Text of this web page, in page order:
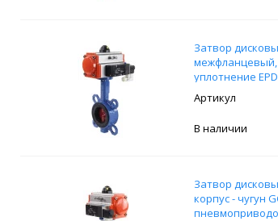
Затвор
межфланцевый,
уплотнение
В наличии
Затвор
корпус - чугун